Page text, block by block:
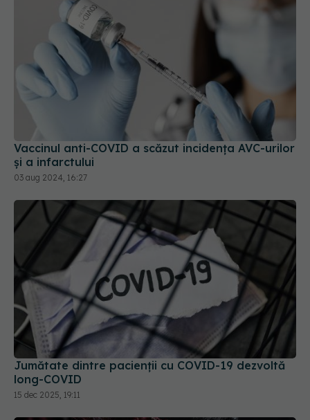
Vaccinul anti-COVID a scăzut incidența AVC-urilor
Jumătate dintre pacienții cu COVID-19 dezvoltă
long-COVID
15 dec 2025, 19:11